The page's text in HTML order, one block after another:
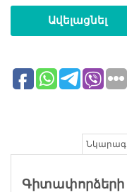
Ավելացնել
Գիտափորձերի